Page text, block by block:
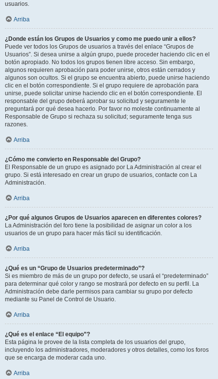
usuarios.
Arriba
¿Donde están los Grupos de Usuarios y como me puedo unir a ellos?
Puede ver todos los Grupos de usuarios a través del enlace “Grupos de
Usuarios”. Si desea unirse a algún grupo, puede proceder haciendo clic en el
botón apropiado. No todos los grupos tienen libre acceso. Sin embargo,
algunos requieren aprobación para poder unirse, otros están cerrados y
algunos son ocultos. Si el grupo se encuentra abierto, puede unirse haciendo
clic en el botón correspondiente. Si el grupo requiere de aprobación para
unirse, puede solicitar unirse haciendo clic en el botón correspondiente. El
responsable del grupo deberá aprobar su solicitud y seguramente le
preguntará por qué desea hacerlo. Por favor no moleste continuamente al
Responsable de Grupo si rechaza su solicitud; seguramente tenga sus
razones.
Arriba
¿Cómo me convierto en Responsable del Grupo?
El Responsable de un grupo es asignado por La Administración al crear el
grupo. Si está interesado en crear un grupo de usuarios, contacte con La
Administración.
Arriba
¿Por qué algunos Grupos de Usuarios aparecen en diferentes colores?
La Administración del foro tiene la posibilidad de asignar un color a los
usuarios de un grupo para hacer más fácil su identificación.
Arriba
¿Qué es un “Grupo de Usuarios predeterminado”?
Si es miembro de más de un grupo por defecto, se usará el “predeterminado”
para determinar qué color y rango se mostrará por defecto en su perfil. La
Administración debe darle permisos para cambiar su grupo por defecto
mediante su Panel de Control de Usuario.
Arriba
¿Qué es el enlace “El equipo”?
Esta página le provee de la lista completa de los usuarios del grupo,
incluyendo los administradores, moderadores y otros detalles, como los foros
que se encarga de moderar cada uno.
Arriba